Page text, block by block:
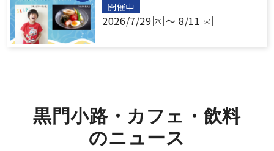
開催中
2026/7/29 水 ～ 8/11 火
黒門小路
カフェ・飲料
のニ ュース